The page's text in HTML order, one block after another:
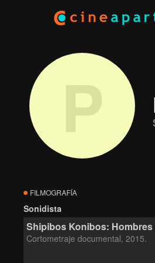
P
FILMOGRAFÍA
Sonidista
Shipibos Konibos:
Cortometraje documental, 2015.